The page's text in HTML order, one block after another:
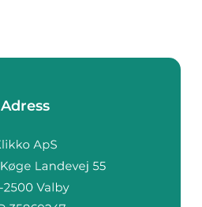
Adress